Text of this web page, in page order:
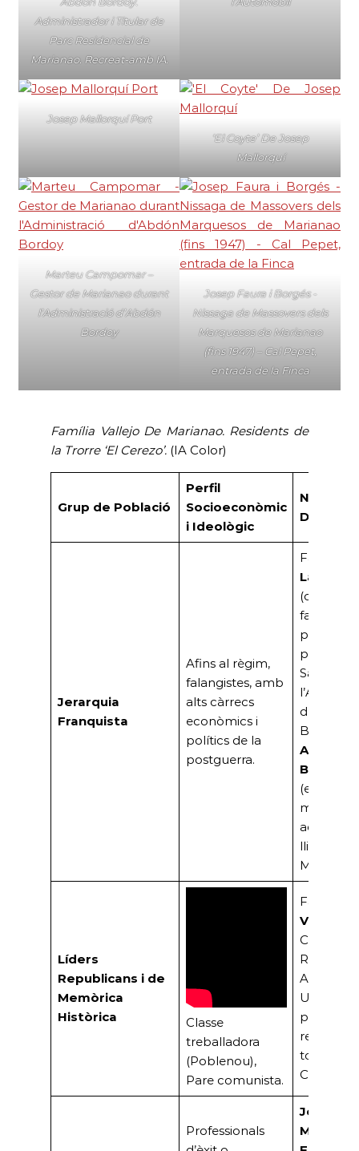
Administrador i Titular de
Parc Residencial de
Marianao. Recreat-amb IA.
Josep Mallorquí Port
‘El Coyte’ De Josep
Mallorquí
Marteu Campomar –
Gestor de Marianao durant
l’Administració d’Abdón
Bordoy
Josep Faura i Borgés -
Nissaga de Massovers dels
Marquesos de Marianao
(fins 1947) – Cal Pepet,
entrada de la Finca
Família Vallejo De Marianao. Residents de
la Trorre ‘El Cerezo’. (IA Color)
Grup de Població
Perfil
Socioeconòmic
i Ideològic
Noms
Jerarquia
Franquista
Afins al règim,
falangistes, amb
alts càrrecs
econòmics i
polítics de la
postguerra.
Família
Lacalle
(conegut
falangista
primer
president
Saló de
de
Abdón
Bordoy
mallorquí
lligat a
March).
Líders
Republicans i de
Memòrica
Històrica
Classe
treballadora
(Poblenou),
Pare comunista.
Família
Vallejo:
Uns dels
primers
residents
torre ‘El
Cerezo’.
Professionals
José
Mallorquí